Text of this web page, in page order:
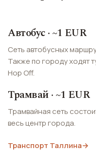
Автобус · ~1 EUR
Сеть автобусных
Также по городу ходят
Hop Off.
Трамвай · ~1 EUR
Трамвайная сеть
весь центр города.
Транспорт Таллина→